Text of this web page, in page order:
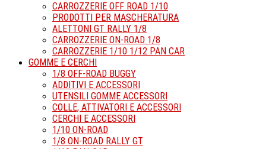
CARROZZERIE OFF ROAD 1/10
PRODOTTI PER MASCHERATURA
ALETTONI GT RALLY 1/8
CARROZZERIE ON-ROAD 1/8
CARROZZERIE 1/10 1/12 PAN CAR
GOMME E CERCHI
1/8 OFF-ROAD BUGGY
ADDITIVI E ACCESSORI
UTENSILI GOMME ACCESSORI
COLLE, ATTIVATORI E ACCESSORI
CERCHI E ACCESSORI
1/10 ON-ROAD
1/8 ON-ROAD RALLY GT